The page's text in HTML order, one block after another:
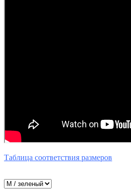
Таблица соответствия размеров